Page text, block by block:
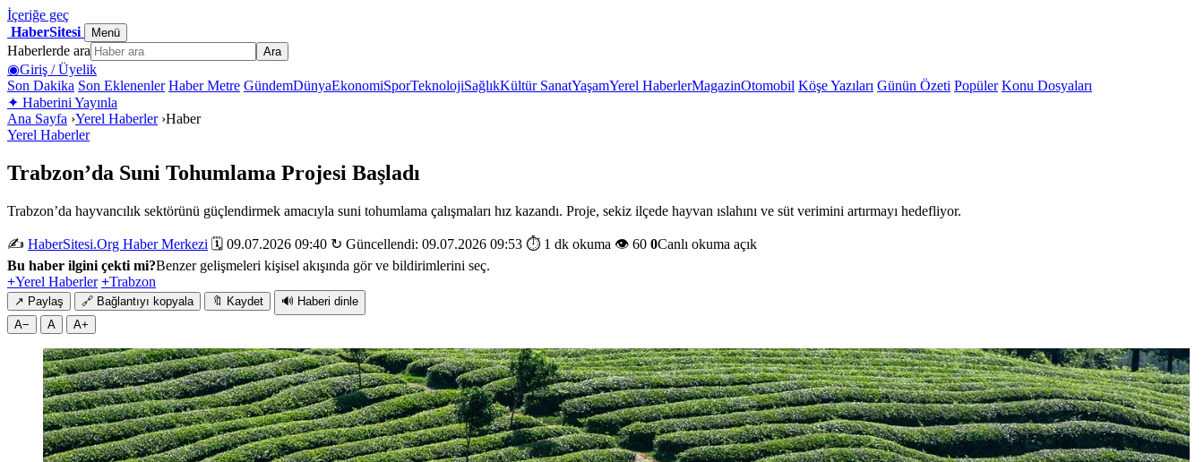
İçeriğe geç
HaberSitesi
Menü
Haberlerde ara Ara
◉Giriş / Üyelik
Son Dakika Son Eklenenler Haber Metre GündemDünyaEkonomiSporTeknolojiSağlıkKültür SanatYaşamYerel HaberlerMagazinOtomobil Köşe Yazıları Günün Özeti Popüler Konu Dosyaları
✦ Haberini Yayınla
Ana Sayfa ›Yerel Haberler ›Haber
Yerel Haberler
Trabzon’da Suni Tohumlama Projesi Başladı
Trabzon’da hayvancılık sektörünü güçlendirmek amacıyla suni tohumlama çalışmaları hız kazandı. Proje, sekiz ilçede hayvan ıslahını ve süt verimini artırmayı hedefliyor.
✍️ HaberSitesi.Org Haber Merkezi 🗓️ 09.07.2026 09:40 ↻ Güncellendi: 09.07.2026 09:53 ⏱️ 1 dk okuma 👁️ 60 0Canlı okuma açık
Bu haber ilgini çekti mi?Benzer gelişmeleri kişisel akışında gör ve bildirimlerini seç.
+Yerel Haberler +Trabzon
↗ Paylaş 🔗 Bağlantıyı kopyala 🔖 Kaydet 🔊 Haberi dinle
A−
A A+